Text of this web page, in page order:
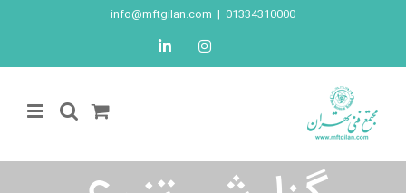
content
01334310000
|
info@mftgilan.com
Instagram
LinkedIn